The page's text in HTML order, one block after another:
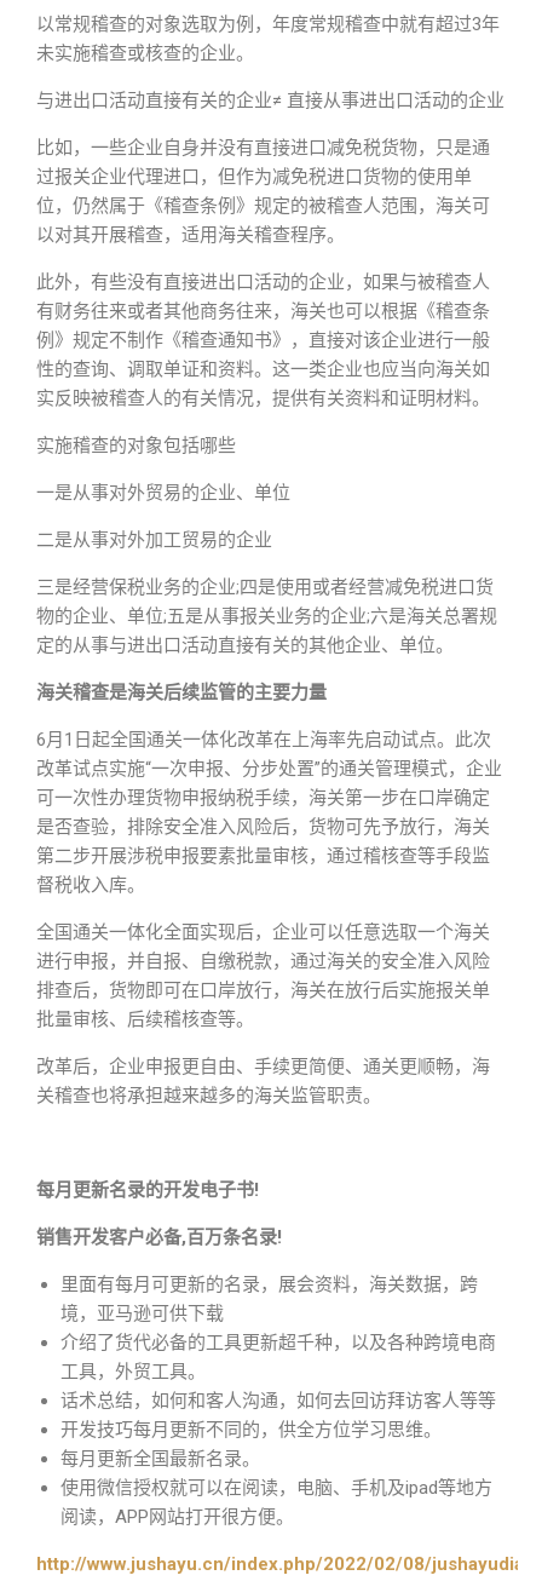
以常规稽查的对象选取为例，年度常规稽查中就有超过3年
未实施稽查或核查的企业。
与进出口活动直接有关的企业≠ 直接从事进出口活动的企业
比如，一些企业自身并没有直接进口减免税货物，只是通
过报关企业代理进口，但作为减免税进口货物的使用单
位，仍然属于《稽查条例》规定的被稽查人范围，海关可
以对其开展稽查，适用海关稽查程序。
此外，有些没有直接进出口活动的企业，如果与被稽查人
有财务往来或者其他商务往来，海关也可以根据《稽查条
例》规定不制作《稽查通知书》，直接对该企业进行一般
性的查询、调取单证和资料。这一类企业也应当向海关如
实反映被稽查人的有关情况，提供有关资料和证明材料。
实施稽查的对象包括哪些
一是从事对外贸易的企业、单位
二是从事对外加工贸易的企业
三是经营保税业务的企业;四是使用或者经营减免税进口货
物的企业、单位;五是从事报关业务的企业;六是海关总署规
定的从事与进出口活动直接有关的其他企业、单位。
海关稽查是海关后续监管的主要力量
6月1日起全国通关一体化改革在上海率先启动试点。此次
改革试点实施“一次申报、分步处置”的通关管理模式，企业
可一次性办理货物申报纳税手续，海关第一步在口岸确定
是否查验，排除安全准入风险后，货物可先予放行，海关
第二步开展涉税申报要素批量审核，通过稽核查等手段监
督税收入库。
全国通关一体化全面实现后，企业可以任意选取一个海关
进行申报，并自报、自缴税款，通过海关的安全准入风险
排查后，货物即可在口岸放行，海关在放行后实施报关单
批量审核、后续稽核查等。
改革后，企业申报更自由、手续更简便、通关更顺畅，海
关稽查也将承担越来越多的海关监管职责。
每月更新名录的开发电子书!
销售开发客户必备,百万条名录!
里面有每月可更新的名录，展会资料，海关数据，跨
境，亚马逊可供下载
介绍了货代必备的工具更新超千种，以及各种跨境电商
工具，外贸工具。
话术总结，如何和客人沟通，如何去回访拜访客人等等
开发技巧每月更新不同的，供全方位学习思维。
每月更新全国最新名录。
使用微信授权就可以在阅读，电脑、手机及ipad等地方
阅读，APP网站打开很方便。
http://www.jushayu.cn/index.php/2022/02/08/